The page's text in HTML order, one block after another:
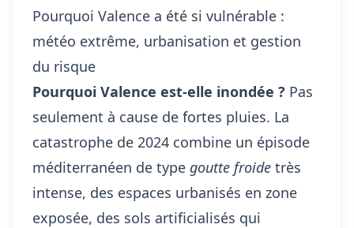
Pourquoi Valence a été si vulnérable :
météo extrême, urbanisation et gestion
du risque
Pourquoi Valence est-elle inondée ? Pas
seulement à cause de fortes pluies. La
catastrophe de 2024 combine un épisode
méditerranéen de type goutte froide très
intense, des espaces urbanisés en zone
exposée, des sols artificialisés qui